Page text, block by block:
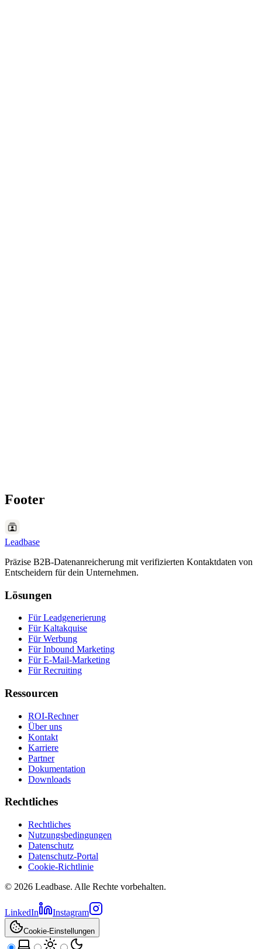
Footer
Leadbase
Präzise B2B-Datenanreicherung mit verifizierten Kontaktdaten von
Entscheidern für dein Unternehmen.
Lösungen
Für Leadgenerierung
Für Kaltakquise
Für Werbung
Für Inbound Marketing
Für E-Mail-Marketing
Für Recruiting
Ressourcen
ROI-Rechner
Über uns
Kontakt
Karriere
Partner
Dokumentation
Downloads
Rechtliches
Rechtliches
Nutzungsbedingungen
Datenschutz
Datenschutz-Portal
Cookie-Richtlinie
© 2026 Leadbase. Alle Rechte vorbehalten.
LinkedIn Instagram
Cookie-Einstellungen